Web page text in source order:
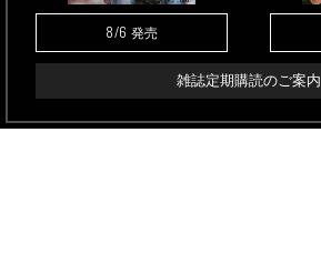
8/6 発売
雑誌定期購読のご案内